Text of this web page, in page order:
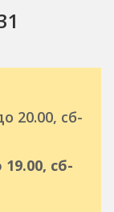
20.00, сб-
сб-